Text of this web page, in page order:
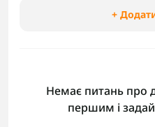
+
Немає питань про
першим і